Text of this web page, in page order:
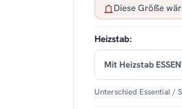
Diese Größe
Heizstab:
Mit Heizstab
Unterschied Essential /